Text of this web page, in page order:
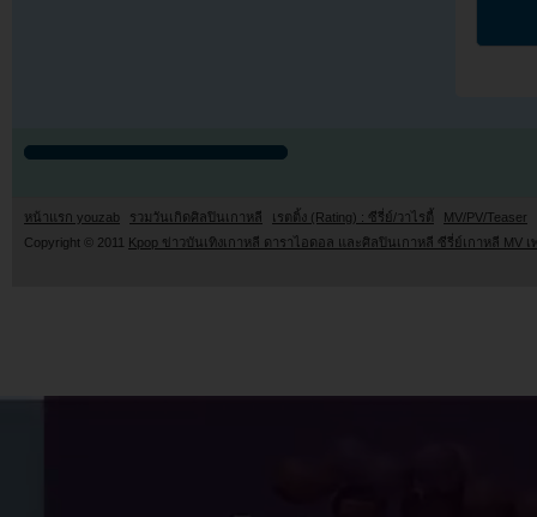
หน้าแรก youzab รวมวันเกิดศิลปินเกาหลี เรตติ้ง (Rating) : ซีรี่ย์/วาไรตี้
MV/PV/Teaser
Copyright © 2011 Kpop ข่าวบันเทิงเกาหลี ดาราไอดอล และศิลปินเกาหลี ซีรี่ย์เกาหลี MV